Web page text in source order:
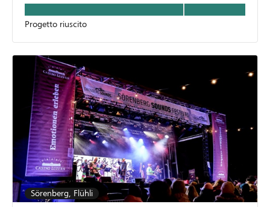
Progetto riuscito
Sörenberg, Flühli